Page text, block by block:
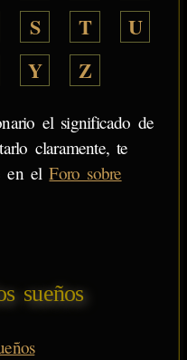
S T
U
Y Z
el significado de
claramente, te
en elForo sobre
sueños